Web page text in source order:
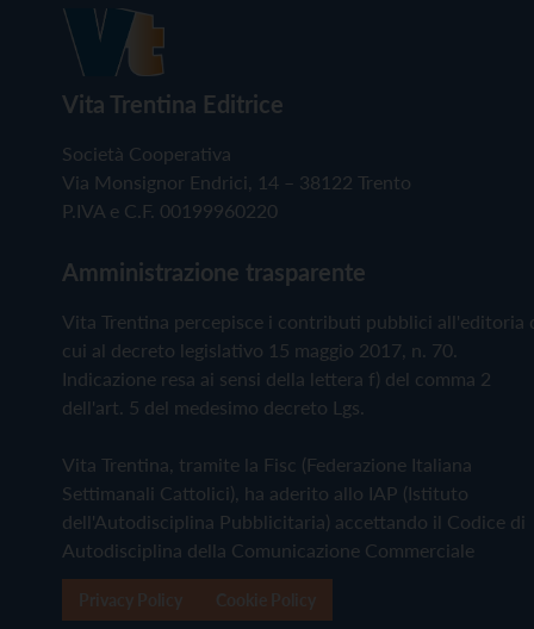
Vita Trentina Editrice
Società Cooperativa
Via Monsignor Endrici, 14 – 38122 Trento
P.IVA e C.F. 00199960220
Amministrazione trasparente
Vita Trentina percepisce i contributi pubblici all'editoria
cui al decreto legislativo 15 maggio 2017, n. 70.
Indicazione resa ai sensi della lettera f) del comma 2
dell'art. 5 del medesimo decreto Lgs.
Vita Trentina, tramite la Fisc (Federazione Italiana
Settimanali Cattolici), ha aderito allo IAP (Istituto
dell'Autodisciplina Pubblicitaria) accettando il Codice di
Autodisciplina della Comunicazione Commerciale